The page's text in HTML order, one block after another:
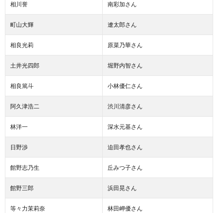
相川誉 南彩加さん
町山大輝 遼太郎さん
相良光莉 原菜乃華さん
土井光四郎 堀野内智さん
相良篤斗 小林優仁さん
阿久津浩二 渋川清彦さん
林洋一 深水元基さん
日野渉 迫田孝也さん
館野志乃生 丘みつ子さん
館野三郎 浜田晃さん
等々力茉莉奈 林田岬優さん